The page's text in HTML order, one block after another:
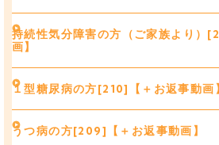
持続性気分障害の方（ご家族より）
画】
１型糖尿病の方[210]【＋お返事動画】
うつ病の方[209]【＋お返事動画】